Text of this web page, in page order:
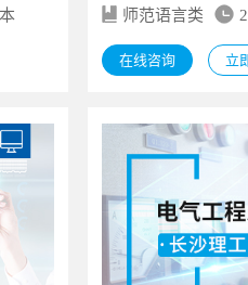
师范语言类
在线咨询 立